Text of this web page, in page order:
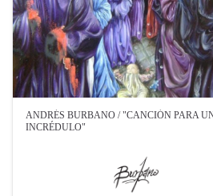
ANDRÉS BURBANO / "CANCIÓN PARA
INCRÉDULO"